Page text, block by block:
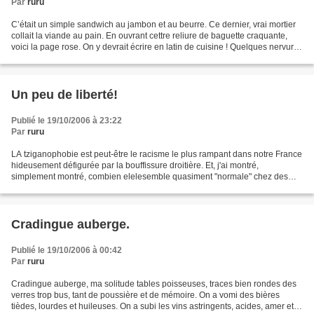
Par ruru
C’était un simple sandwich au jambon et au beurre. Ce dernier, vrai mortier
collait la viande au pain. En ouvrant cettre reliure de baguette craquante,
voici la page rose. On y devrait écrire en latin de cuisine ! Quelques nervures
Un peu de liberté!
Publié le 19/10/2006 à 23:22
Par ruru
LA tziganophobie est peut-être le racisme le plus rampant dans notre France
hideusement défigurée par la bouffissure droitière. Et, j'ai montré,
simplement montré, combien elelesemble quasiment "normale" chez des
Cradingue auberge.
Publié le 19/10/2006 à 00:42
Par ruru
Cradingue auberge, ma solitude tables poisseuses, traces bien rondes des
verres trop bus, tant de poussière et de mémoire. On a vomi des bières
tièdes, lourdes et huileuses. On a subi les vins astringents, acides, amer et